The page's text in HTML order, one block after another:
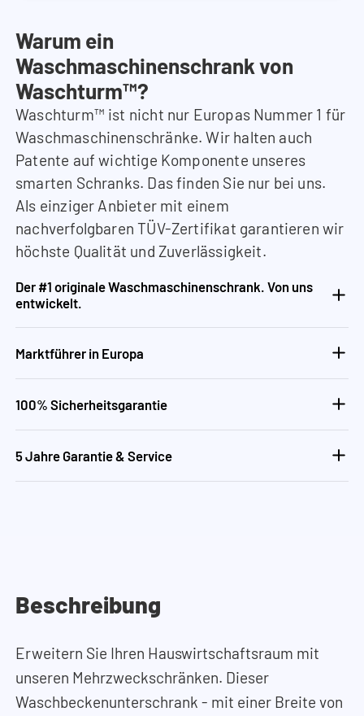
Warum ein
Waschmaschinenschrank von
Waschturm™?
Waschturm™ ist nicht nur Europas Nummer 1 für
Waschmaschinenschränke. Wir halten auch
Patente auf wichtige Komponente unseres
smarten Schranks. Das finden Sie nur bei uns.
Als einziger Anbieter mit einem
nachverfolgbaren TÜV-Zertifikat garantieren wir
höchste Qualität und Zuverlässigkeit.
Der #1 originale Waschmaschinenschrank. Von uns
entwickelt.
Marktführer in Europa
100% Sicherheitsgarantie
5 Jahre Garantie & Service
Beschreibung
Erweitern Sie Ihren Hauswirtschaftsraum mit
unseren Mehrzweckschränken. Dieser
Waschbeckenunterschrank - mit einer Breite von